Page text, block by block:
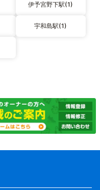
伊予宮野下駅(1)
宇和島駅(1)